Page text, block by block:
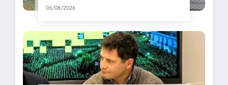
05/08/2026